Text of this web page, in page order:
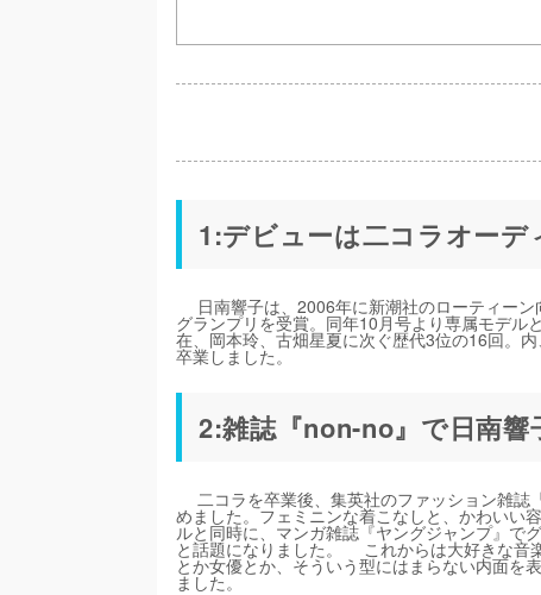
1:デビューは二コラオーデ
日南響子は、2006年に新潮社のローティー
グランプリを受賞。同年10月号より専属モデ
在、岡本玲、古畑星夏に次ぐ歴代3位の16回。
卒業しました。
2:雑誌『non-no』で日南
二コラを卒業後、集英社のファッション雑誌
めました。フェミニンな着こなしと、かわいい
ルと同時に、マンガ雑誌『ヤングジャンプ』で
と話題になりました。 これからは大好きな音
とか女優とか、そういう型にはまらない内面
ました。